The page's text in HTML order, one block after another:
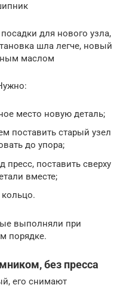
для нового узла,
шла легче, новый
маслом
место новую деталь;
поставить старый узел
до упора;
пресс, поставить сверху
вместе;
кольцо.
выполняли при
порядке.
без пресса
его снимают